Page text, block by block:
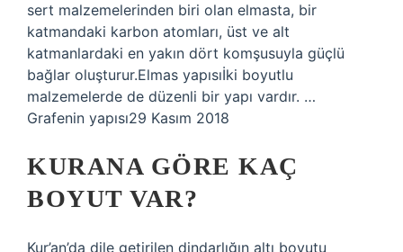
sert malzemelerinden biri olan elmasta, bir
katmandaki karbon atomları, üst ve alt
katmanlardaki en yakın dört komşusuyla güçlü
bağlar oluşturur.Elmas yapısıİki boyutlu
malzemelerde de düzenli bir yapı vardır. …
Grafenin yapısı29 Kasım 2018
KURANA GÖRE KAÇ
BOYUT VAR?
Kur’an’da dile getirilen dindarlığın altı boyutu